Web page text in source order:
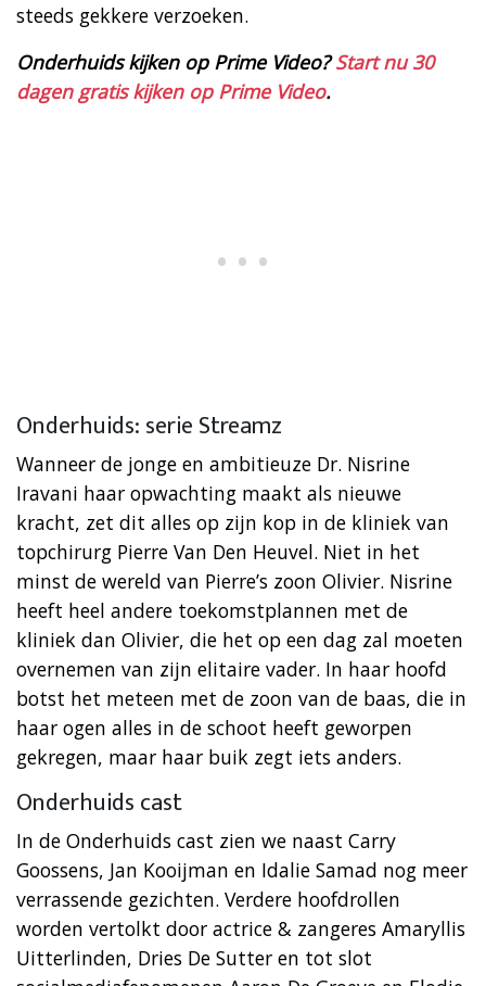
steeds gekkere verzoeken.
Onderhuids kijken op Prime Video?Start nu 30
dagen gratis kijken op Prime Video.
Onderhuids: serie Streamz
Wanneer de jonge en ambitieuze Dr. Nisrine
Iravani haar opwachting maakt als nieuwe
kracht, zet dit alles op zijn kop in de kliniek van
topchirurg Pierre Van Den Heuvel. Niet in het
minst de wereld van Pierre’s zoon Olivier. Nisrine
heeft heel andere toekomstplannen met de
kliniek dan Olivier, die het op een dag zal moeten
overnemen van zijn elitaire vader. In haar hoofd
botst het meteen met de zoon van de baas, die in
haar ogen alles in de schoot heeft geworpen
gekregen, maar haar buik zegt iets anders.
Onderhuids cast
In de Onderhuids cast zien we naast Carry
Goossens, Jan Kooijman en Idalie Samad nog meer
verrassende gezichten. Verdere hoofdrollen
worden vertolkt door actrice & zangeres Amaryllis
Uitterlinden, Dries De Sutter en tot slot